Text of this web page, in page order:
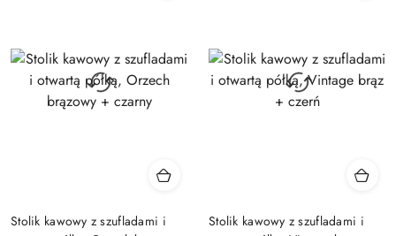
Stolik kawowy z szufladami i
Stolik kawowy z szufladami i